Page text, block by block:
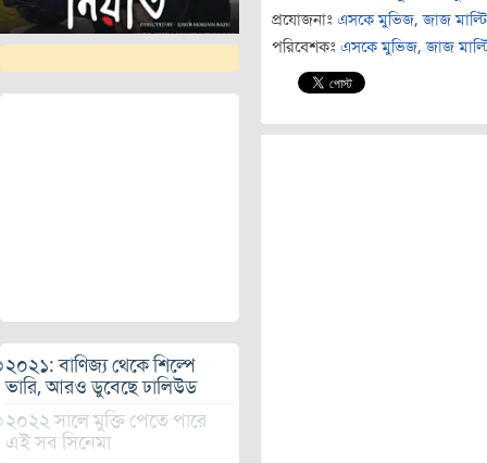
২০২১: বাণিজ্য থেকে শিল্পে
ভারি, আরও ডুবেছে ঢালিউড
২০২২ সালে মুক্তি পেতে পারে
এই সব সিনেমা
প্রযোজনাঃ এসকে মুভিজ,জাজ
পরিবেশকঃ এসকে মুভিজ,জাজ